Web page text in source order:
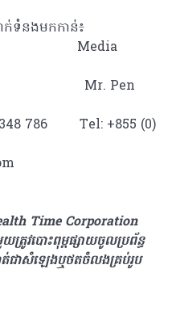
ាក់ទំនងមកកាន់៖
Media
Mr. Pen
348 786 Tel: +855 (0)
Time Corporation
ត្រូវបោះពុម្ពផ្សាយចូលប្រព័ន្ធ
ជាសំឡេងឬថតចំលងគ្រប់រូប